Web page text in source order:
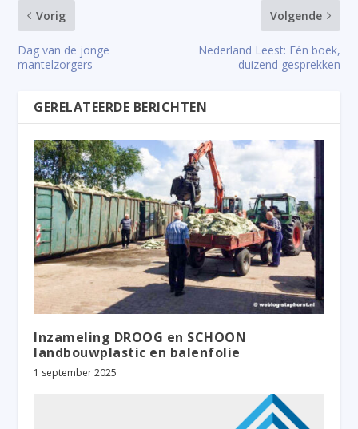
Vorig
Dag van de jonge
mantelzorgers
Volgende
Nederland Leest: Eén boek,
duizend gesprekken
GERELATEERDE BERICHTEN
Inzameling DROOG en SCHOON
landbouwplastic en balenfolie
1 september 2025